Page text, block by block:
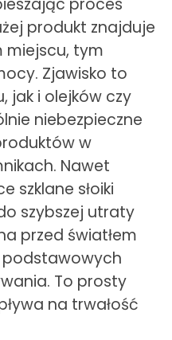
proces
produkt znajduje
miejscu, tym
Zjawisko to
jak i olejków czy
niebezpieczne
w
Nawet
szklane słoiki
szybszej utraty
przed światłem
To prosty
na trwałość